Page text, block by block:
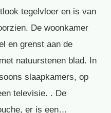
tegelvloer en is van
De woonkamer
en grenst aan de
natuurstenen blad. In
slaapkamers, op
televisie. . De
er is een…